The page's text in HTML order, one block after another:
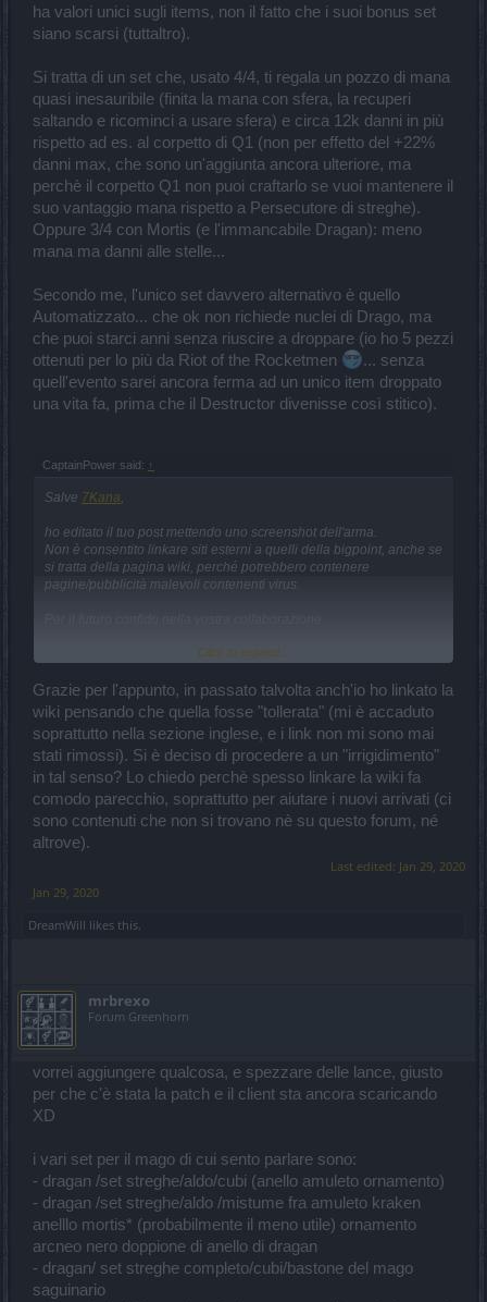
ha valori unici sugli items, non il fatto che i suoi bonus set
siano scarsi (tuttaltro).
Si tratta di un set che, usato 4/4, ti regala un pozzo di mana
quasi inesauribile (finita la mana con sfera, la recuperi
saltando e ricominci a usare sfera) e circa 12k danni in più
rispetto ad es. al corpetto di Q1 (non per effetto del +22%
danni max, che sono un'aggiunta ancora ulteriore, ma
perchè il corpetto Q1 non puoi craftarlo se vuoi mantenere il
suo vantaggio mana rispetto a Persecutore di streghe).
Oppure 3/4 con Mortis (e l'immancabile Dragan): meno
mana ma danni alle stelle...
Secondo me, l'unico set davvero alternativo è quello
Automatizzato... che ok non richiede nuclei di Drago, ma
che puoi starci anni senza riuscire a droppare (io ho 5 pezzi
ottenuti per lo più da Riot of the Rocketmen
... senza
quell'evento sarei ancora ferma ad un unico item droppato
una vita fa, prima che il Destructor divenisse così stitico).
CaptainPower said: ↑
Salve 7Kana
ho editato il tuo post mettendo uno screenshot dell'arma.
Non è consentito linkare siti esterni a quelli della bigpoint, anche se
si tratta della pagina wiki, perché potrebbero contenere
pagine/pubblicità malevoli contenenti virus.
Buona serata e buon game.Click to expand...
Grazie per l'appunto, in passato talvolta anch'io ho linkato la
wiki pensando che quella fosse "tollerata" (mi è accaduto
soprattutto nella sezione inglese, e i link non mi sono mai
stati rimossi). Si è deciso di procedere a un "irrigidimento"
in tal senso? Lo chiedo perchè spesso linkare la wiki fa
comodo parecchio, soprattutto per aiutare i nuovi arrivati (ci
sono contenuti che non si trovano nè su questo forum, né
altrove).
Last edited: Jan 29, 2020
Jan 29, 2020
DreamWill likes this.
mrbrexo
Forum Greenhorn
vorrei aggiungere qualcosa, e spezzare delle lance, giusto
per che c'è stata la patch e il client sta ancora scaricando
XD
i vari set per il mago di cui sento parlare sono:
- dragan /set streghe/aldo/cubi (anello amuleto ornamento)
- dragan /set streghe/aldo /mistume fra amuleto kraken
anelllo mortis* (probabilmente il meno utile) ornamento
arcneo nero doppione di anello di dragan
- dragan/ set streghe completo/cubi/bastone del mago
saguinario